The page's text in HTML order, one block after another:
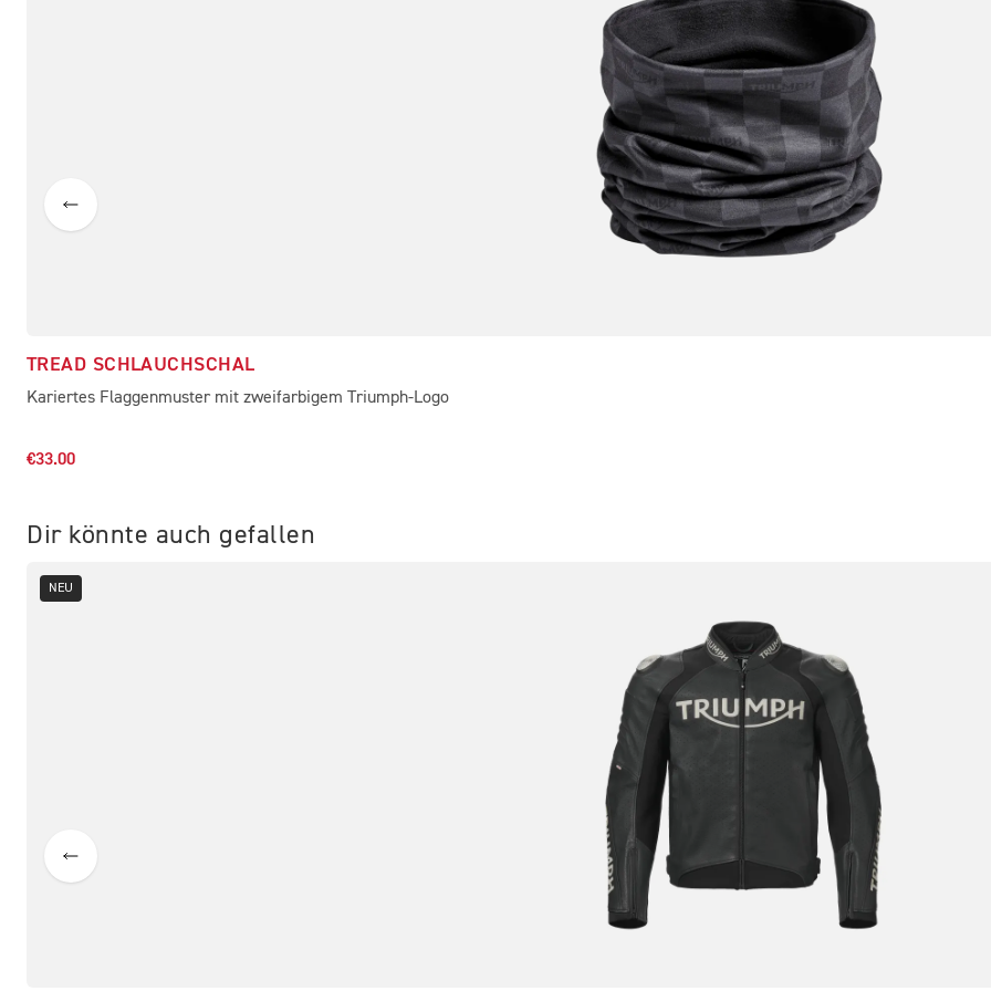
TREAD SCHLAUCHSCHAL
Kariertes Flaggenmuster mit zweifarbigem Triumph-Logo
€33.00
Dir könnte auch gefallen
NEU